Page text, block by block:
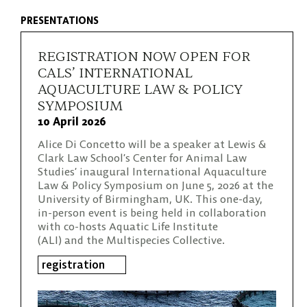
PRESENTATIONS
REGISTRATION NOW OPEN FOR
CALS’ INTERNATIONAL
AQUACULTURE LAW & POLICY
SYMPOSIUM
10 April 2026
Alice Di Concetto will be a speaker at Lewis &
Clark Law School’s Center for Animal Law
Studies’ inaugural International Aquaculture
Law & Policy Symposium on June 5, 2026 at the
University of Birmingham, UK. This one-day,
in-person event is being held in collaboration
with co-hosts Aquatic Life Institute
(ALI) and the Multispecies Collective.
registration